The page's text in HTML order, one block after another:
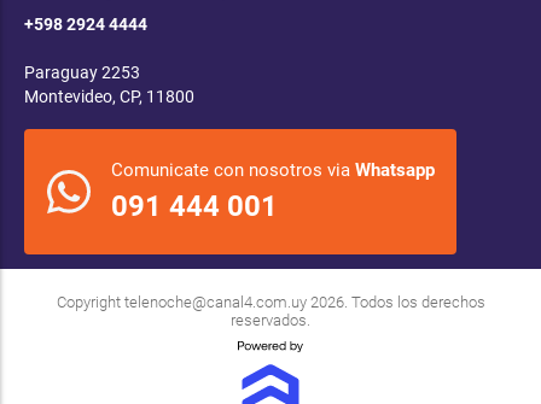
+598 2924 4444
Paraguay 2253
Montevideo, CP, 11800
Comunicate con nosotros via Whatsapp
091 444 001
Copyright telenoche@canal4.com.uy2026. Todos los derechos
reservados.